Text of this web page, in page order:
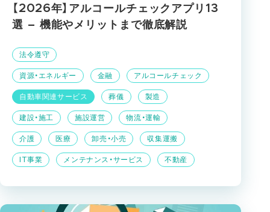
【2026年】アルコールチェックアプリ13
選 – 機能やメリットまで徹底解説
IT事業 メンテナンス・サービス 不動産
介護 医療 卸売・小売 収集運搬
建設・施工 施設運営 物流・運輸
自動車関連サービス 葬儀 製造
資源・エネルギー 金融 アルコールチェック
法令遵守